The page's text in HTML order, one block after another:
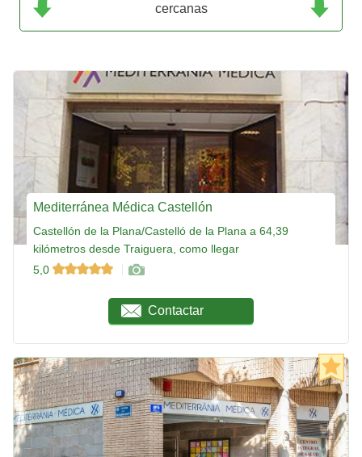
cercanas
Mediterránea Médica Castellón
Castellón de la Plana/Castelló de la Plana a 64,39
kilómetros desde Traiguera, como llegar
5,0
Contactar